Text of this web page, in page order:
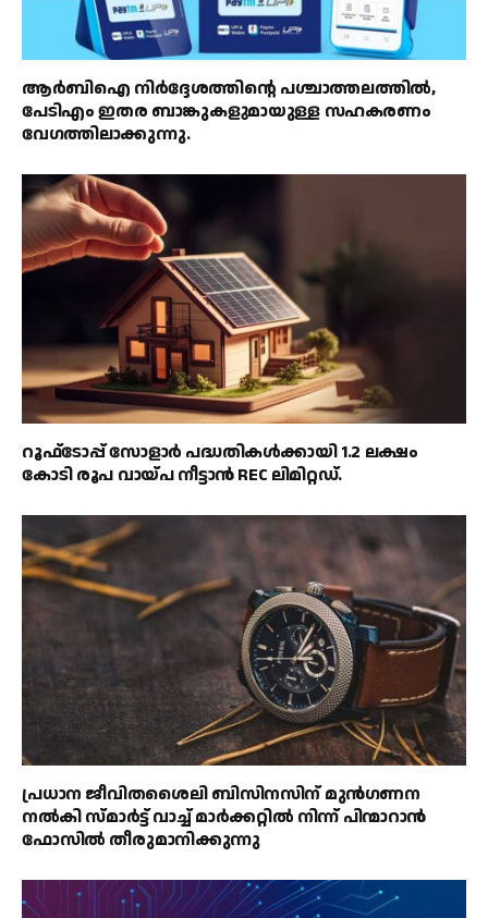
ആർബിഐ നിർദ്ദേശത്തിൻ്റെ പശ്ചാത്തലത്തിൽ,
പേടിഎം ഇതര ബാങ്കുകളുമായുള്ള സഹകരണം
വേഗത്തിലാക്കുന്നു.
റൂഫ്‌ടോപ്പ് സോളാർ പദ്ധതികൾക്കായി 1.2 ലക്ഷം
കോടി രൂപ വായ്പ നീട്ടാൻ REC ലിമിറ്റഡ്.
പ്രധാന ജീവിതശൈലി ബിസിനസിന് മുൻഗണന
നൽകി സ്മാർട്ട് വാച്ച് മാർക്കറ്റിൽ നിന്ന് പിന്മാറാൻ
ഫോസിൽ തീരുമാനിക്കുന്നു